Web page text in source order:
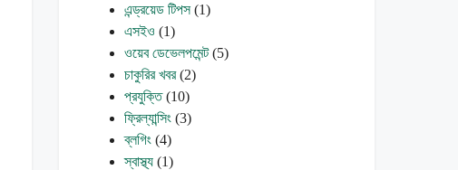
এন্ড্রয়েড টিপস(1)
এসইও (1)
ওয়েব ডেভেলপমেন্ট(5)
চাকুরির খবর(2)
প্রযুক্তি(10)
ফ্রিল্যান্সিং (3)
ব্লগিং (4)
স্বাস্থ্য (1)